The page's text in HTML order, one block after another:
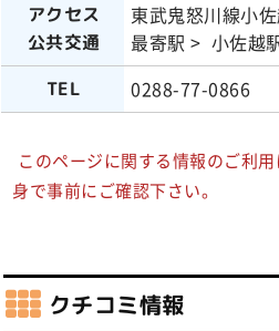
アクセス
公共交通
東武鬼怒川線小
最寄駅 > 小佐越
TEL 0288-77-0866
このページに関する情報のご利
身で事前にご確認下さい。
クチコミ情報